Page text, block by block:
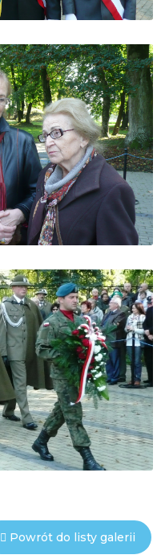
Powrót do listy galerii